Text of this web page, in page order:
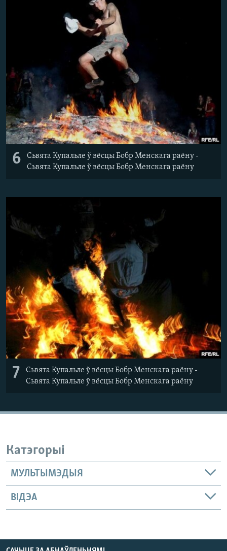
6
Сьвята Купальле ў вёсцы Бобр Менскага раёну -
Сьвята Купальле ў вёсцы Бобр Менскага раёну
7
Сьвята Купальле ў вёсцы Бобр Менскага раёну -
Сьвята Купальле ў вёсцы Бобр Менскага раёну
Катэгорыі
МУЛЬТЫМЭДЫЯ
ВІДЭА